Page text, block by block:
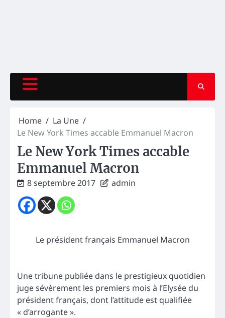
Home
La Une
Le New York Times accable Emmanuel Macron
Le New York Times accable
Emmanuel Macron
8 septembre 2017 admin
Le président français Emmanuel Macron
Une tribune publiée dans le prestigieux quotidien
juge sévèrement les premiers mois à l’Elysée du
président français, dont l’attitude est qualifiée
« d’arrogante ».